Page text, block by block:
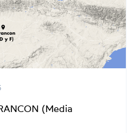
(Media